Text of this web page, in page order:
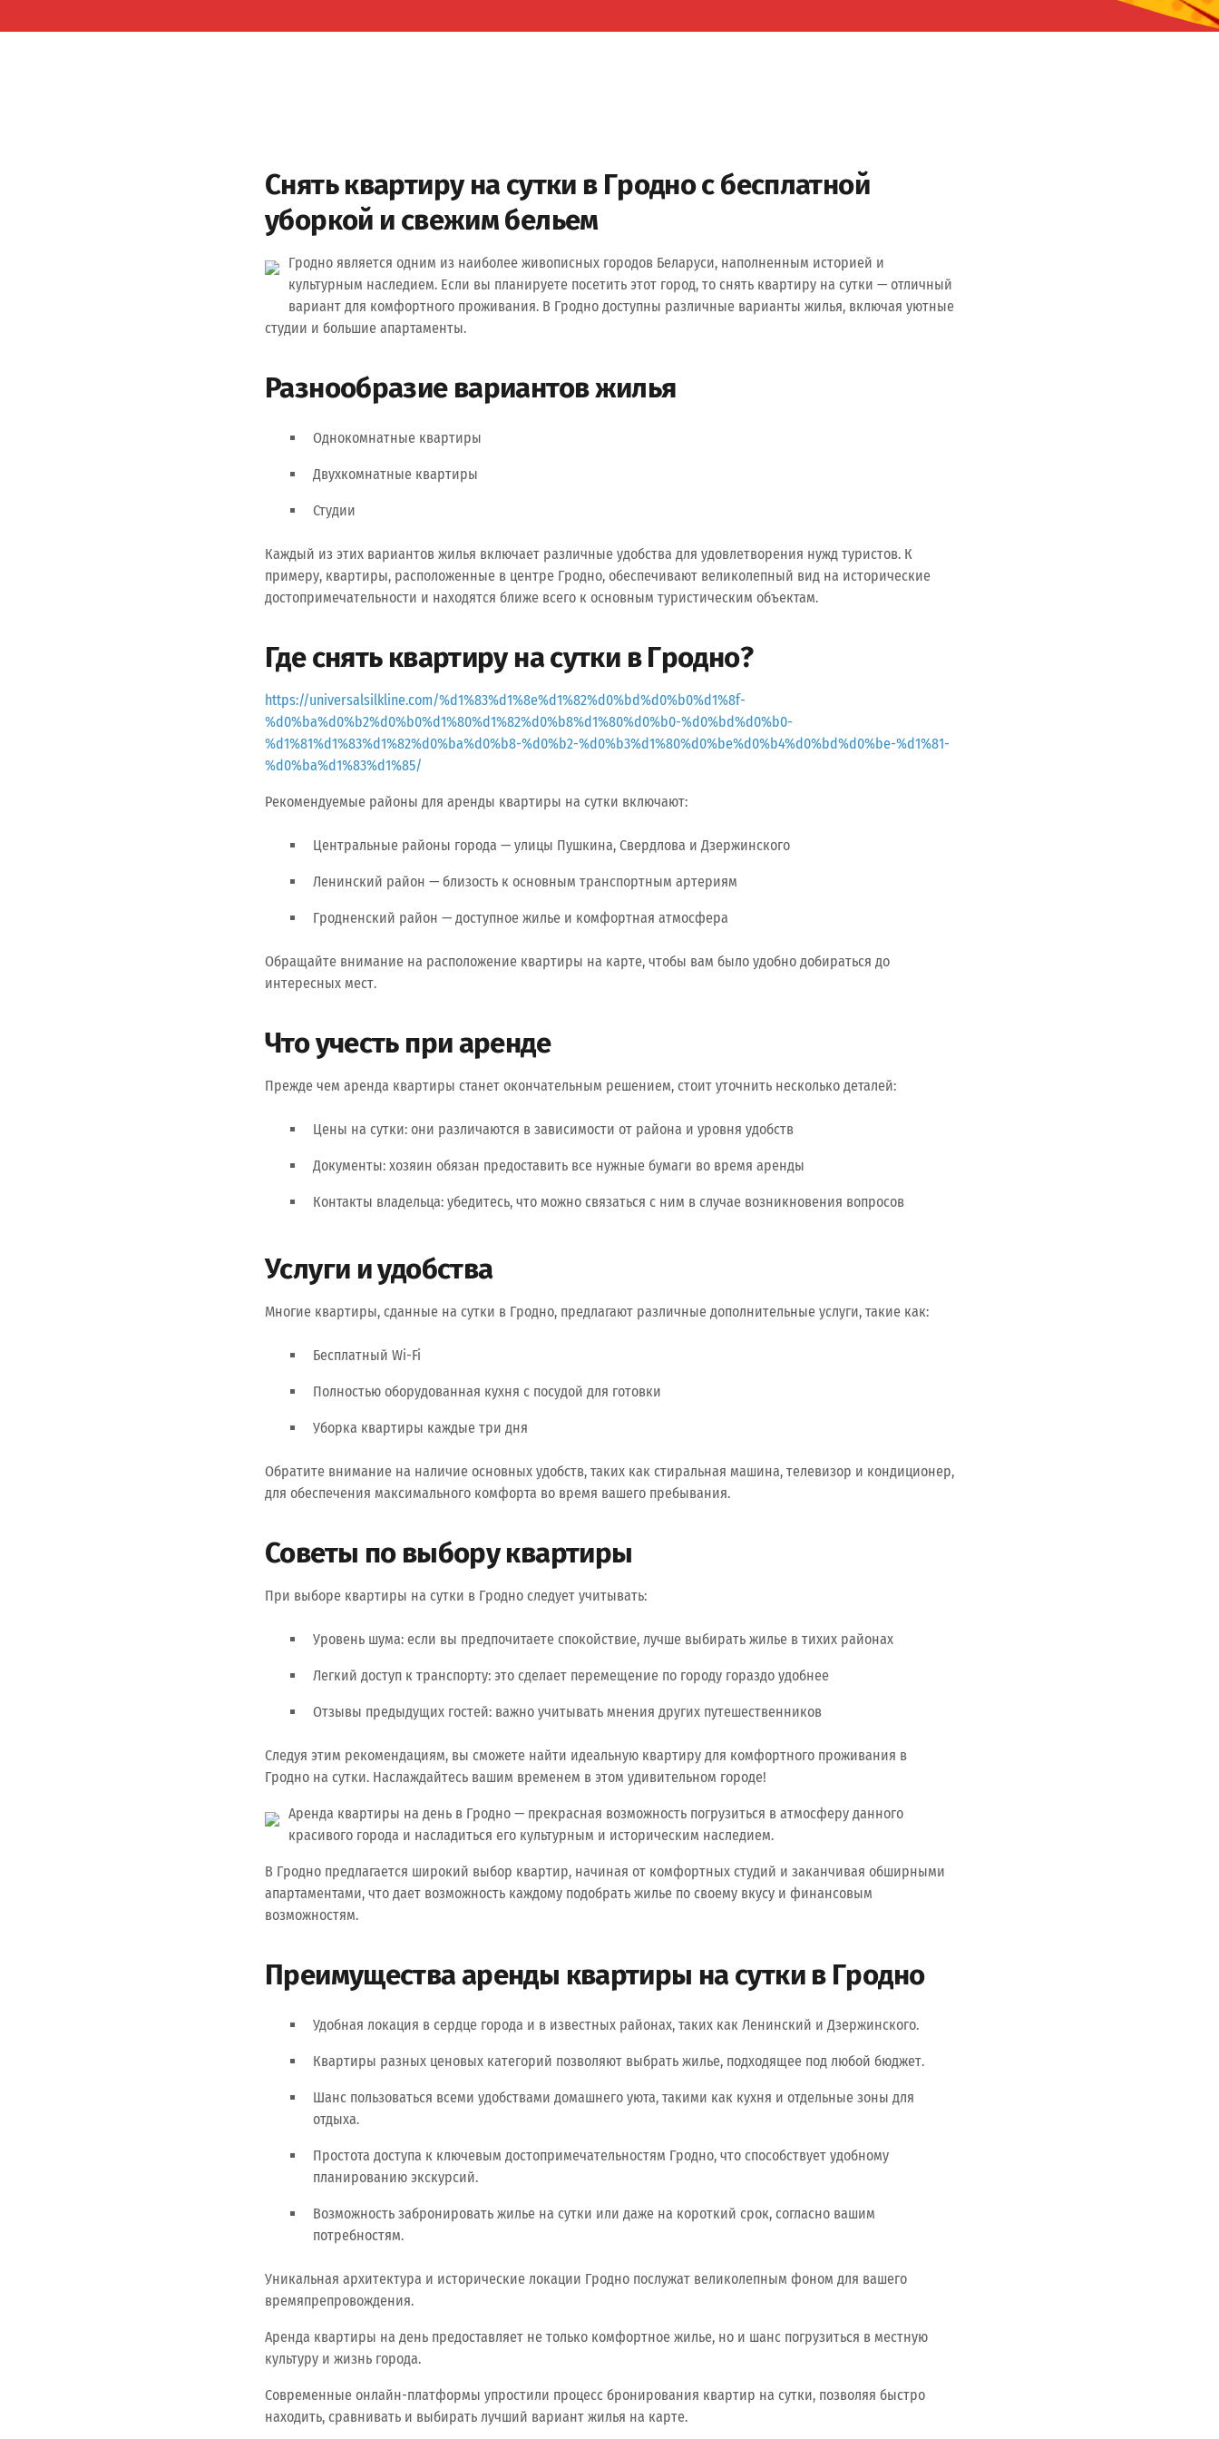
Снять квартиру на сутки в Гродно с бесплатной
уборкой и свежим бельем
Гродно является одним из наиболее живописных городов Беларуси, наполненным историей и
культурным наследием. Если вы планируете посетить этот город, то снять квартиру на сутки — отличный
вариант для комфортного проживания. В Гродно доступны различные варианты жилья, включая уютные
студии и большие апартаменты.
Разнообразие вариантов жилья
Однокомнатные квартиры
Двухкомнатные квартиры
Студии
Каждый из этих вариантов жилья включает различные удобства для удовлетворения нужд туристов. К
примеру, квартиры, расположенные в центре Гродно, обеспечивают великолепный вид на исторические
достопримечательности и находятся ближе всего к основным туристическим объектам.
Где снять квартиру на сутки в Гродно?
https://universalsilkline.com/%d1%83%d1%8e%d1%82%d0%bd%d0%b0%d1%8f-
%d0%ba%d0%b2%d0%b0%d1%80%d1%82%d0%b8%d1%80%d0%b0-%d0%bd%d0%b0-
%d1%81%d1%83%d1%82%d0%ba%d0%b8-%d0%b2-%d0%b3%d1%80%d0%be%d0%b4%d0%bd%d0%be-%d1%81-
%d0%ba%d1%83%d1%85/
Рекомендуемые районы для аренды квартиры на сутки включают:
Центральные районы города — улицы Пушкина, Свердлова и Дзержинского
Ленинский район — близость к основным транспортным артериям
Гродненский район — доступное жилье и комфортная атмосфера
Обращайте внимание на расположение квартиры на карте, чтобы вам было удобно добираться до
интересных мест.
Что учесть при аренде
Прежде чем аренда квартиры станет окончательным решением, стоит уточнить несколько деталей:
Цены на сутки: они различаются в зависимости от района и уровня удобств
Документы: хозяин обязан предоставить все нужные бумаги во время аренды
Контакты владельца: убедитесь, что можно связаться с ним в случае возникновения вопросов
Услуги и удобства
Многие квартиры, сданные на сутки в Гродно, предлагают различные дополнительные услуги, такие как:
Бесплатный Wi-Fi
Полностью оборудованная кухня с посудой для готовки
Уборка квартиры каждые три дня
Обратите внимание на наличие основных удобств, таких как стиральная машина, телевизор и кондиционер,
для обеспечения максимального комфорта во время вашего пребывания.
Советы по выбору квартиры
При выборе квартиры на сутки в Гродно следует учитывать:
Уровень шума: если вы предпочитаете спокойствие, лучше выбирать жилье в тихих районах
Легкий доступ к транспорту: это сделает перемещение по городу гораздо удобнее
Отзывы предыдущих гостей: важно учитывать мнения других путешественников
Следуя этим рекомендациям, вы сможете найти идеальную квартиру для комфортного проживания в
Гродно на сутки. Наслаждайтесь вашим временем в этом удивительном городе!
Аренда квартиры на день в Гродно — прекрасная возможность погрузиться в атмосферу данного
красивого города и насладиться его культурным и историческим наследием.
В Гродно предлагается широкий выбор квартир, начиная от комфортных студий и заканчивая обширными
апартаментами, что дает возможность каждому подобрать жилье по своему вкусу и финансовым
возможностям.
Преимущества аренды квартиры на сутки в Гродно
Удобная локация в сердце города и в известных районах, таких как Ленинский и Дзержинского.
Квартиры разных ценовых категорий позволяют выбрать жилье, подходящее под любой бюджет.
Шанс пользоваться всеми удобствами домашнего уюта, такими как кухня и отдельные зоны для
отдыха.
Простота доступа к ключевым достопримечательностям Гродно, что способствует удобному
планированию экскурсий.
Возможность забронировать жилье на сутки или даже на короткий срок, согласно вашим
потребностям.
Уникальная архитектура и исторические локации Гродно послужат великолепным фоном для вашего
времяпрепровождения.
Аренда квартиры на день предоставляет не только комфортное жилье, но и шанс погрузиться в местную
культуру и жизнь города.
Современные онлайн-платформы упростили процесс бронирования квартир на сутки, позволяя быстро
находить, сравнивать и выбирать лучший вариант жилья на карте.